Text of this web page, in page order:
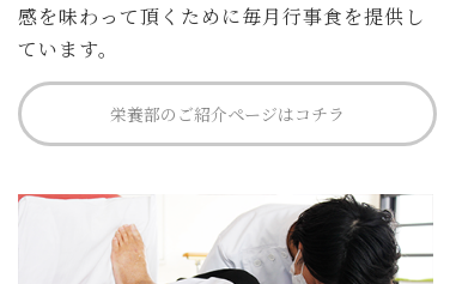
感を味わって頂くために毎月行事食を提供し
ています。
栄養部のご紹介ページはコチラ